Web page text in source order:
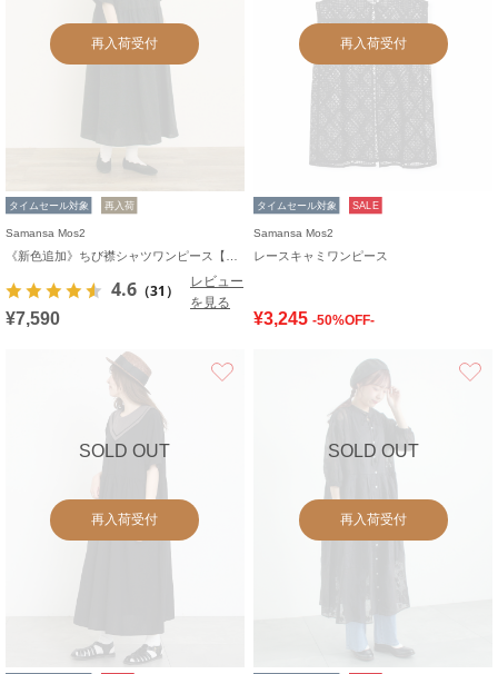
再入荷受付
タイムセール対象 再入荷
Samansa Mos2
4.6 （31）
レビュー
を見る
¥7,590
再入荷受付
タイムセール対象 SALE
Samansa Mos2
レースキャミワンピース
¥3,245 -50%OFF-
SOLD OUT
再入荷受付
SOLD OUT
再入荷受付